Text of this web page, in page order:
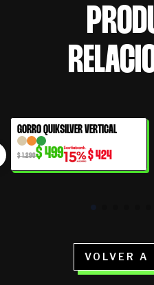
61% OFF
GORRO QUIKSILVER VERTICAL
$1.290
El
precio
original
era:
$499
El
precio
actual
es:
$424
VOLVER A